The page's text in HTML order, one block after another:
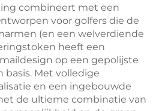
combineert met een
voor golfers die de
(en een welverdiende
heeft een
op een gepolijste
basis. Met volledige
en een ingebouwde
de ultieme combinatie van